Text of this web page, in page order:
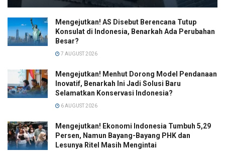
Mengejutkan! AS Disebut Berencana Tutup
Konsulat di Indonesia, Benarkah Ada Perubahan
Besar?
7 AUGUST 2026
Mengejutkan! Menhut Dorong Model Pendanaan
Inovatif, Benarkah Ini Jadi Solusi Baru
Selamatkan Konservasi Indonesia?
6 AUGUST 2026
Mengejutkan! Ekonomi Indonesia Tumbuh 5,29
Persen, Namun Bayang-Bayang PHK dan
Lesunya Ritel Masih Mengintai